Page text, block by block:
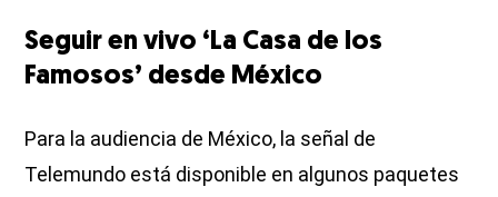
Seguir en vivo ‘La Casa de los
Famosos’ desde México
Para la audiencia de México, la señal de
Telemundo está disponible en algunos paquetes